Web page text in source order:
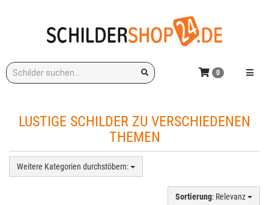
Stichwort: Menü
0
LUSTIGE SCHILDER ZU VERSCHIEDENEN
THEMEN
Weitere Kategorien durchstöbern:
Sortierung: Relevanz